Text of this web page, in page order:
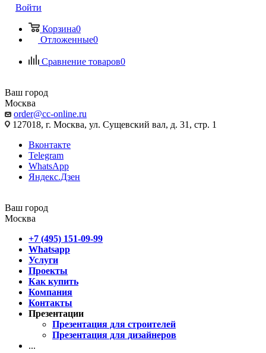
Войти
Корзина0
Отложенные0
Сравнение товаров0
Ваш город
Москва
order@cc-online.ru
127018, г. Москва, ул. Сущевский вал, д. 31, стр. 1
Вконтакте
Telegram
WhatsApp
Яндекс.Дзен
Ваш город
Москва
+7 (495) 151-09-99
Whatsapp
Услуги
Проекты
Как купить
Компания
Контакты
Презентации
Презентация для строителей
Презентация для дизайнеров
...